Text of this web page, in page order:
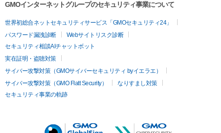
GMOインターネットグループのセキュリティ事業について
世界初総合ネットセキュリティサービス「GMOセキュリティ24」
パスワード漏洩診断
Webサイトリスク診断
セキュリティ相談AIチャットボット
実在証明・盗聴対策
サイバー攻撃対策（GMOサイバーセキュリティ byイエラエ）
サイバー攻撃対策（GMO Flatt Security）
なりすまし対策
セキュリティ事業の軌跡